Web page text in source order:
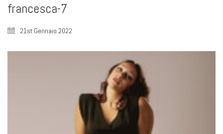
francesca-7
21st Gennaio 2022